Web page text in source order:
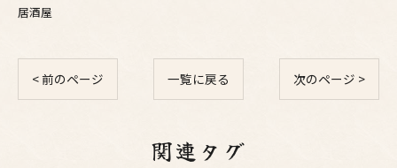
居酒屋
< 前のページ 一覧に戻る 次のページ >
関連タグ